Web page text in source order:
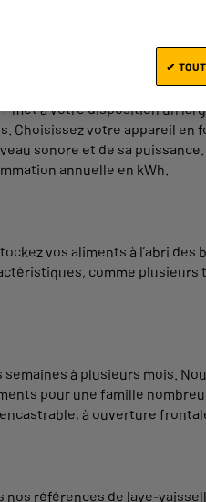
met à votre disposition un
votre appareil en
sonore et de sa
annuelle en kWh.
vos aliments à l’abri
comme
à plusieurs mois.
pour une famille
à ouverture
nos références de lave-
✔